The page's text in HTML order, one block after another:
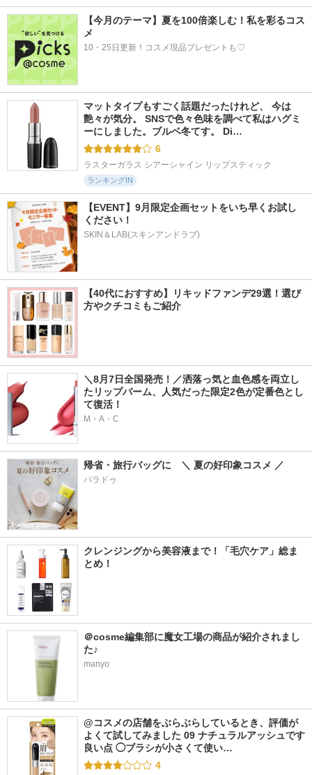
【今月のテーマ】夏を100倍楽しむ！私を彩るコス
メ
10・25日更新！コスメ現品プレゼントも♡
マットタイプもすごく話題だったけれど、 今は
艶々が気分。 SNSで色々色味を調べて私はハグミ
ーにしました。ブルベ冬てす。 Di…
6
ラスターガラス シアーシャイン リップスティック
ランキングIN
【EVENT】9月限定企画セットをいち早くお試し
ください！
SKIN＆LAB(スキンアンドラブ)
【40代におすすめ】リキッドファンデ29選！選び
方やクチコミもご紹介
＼8月7日全国発売！／洒落っ気と血色感を両立し
たリップバーム、人気だった限定2色が定番色とし
て復活！
M・A・C
帰省・旅行バッグに　＼ 夏の好印象コスメ ／
パラドゥ
クレンジングから美容液まで！「毛穴ケア」総ま
とめ！
＠cosme編集部に魔女工場の商品が紹介されまし
た♪
manyo
@コスメの店舗をぶらぶらしているとき、評価が
よくて試してみました 09 ナチュラルアッシュです
良い点 ◯ブラシが小さくて使い…
4